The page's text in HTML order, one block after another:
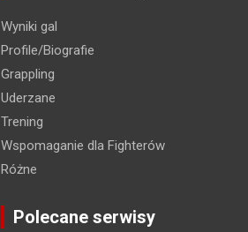
Wyniki gal
Profile/Biografie
Grappling
Uderzane
Trening
Wspomaganie dla Fighterów
Różne
Polecane serwisy